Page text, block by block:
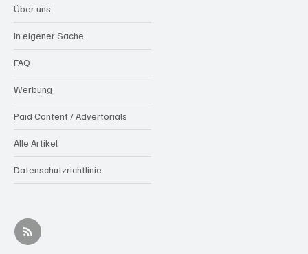
Über uns
In eigener Sache
FAQ
Werbung
Paid Content / Advertorials
Alle Artikel
Datenschutzrichtlinie